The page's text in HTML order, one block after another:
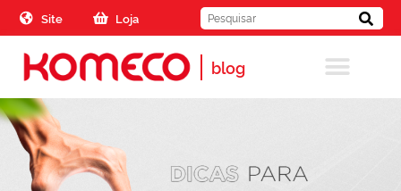
Skip to the content
Site Loja
blog